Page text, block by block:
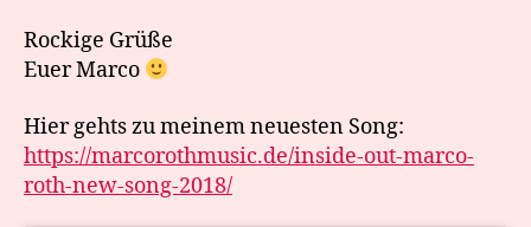
Rockige Grüße
Euer Marco
Hier gehts zu meinem neuesten Song:
https://marcorothmusic.de/inside-out-marco-
roth-new-song-2018/